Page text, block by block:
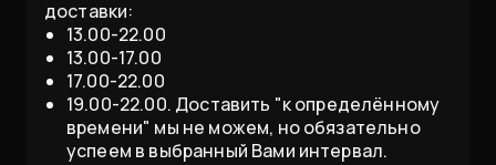
доставки:
13.00-22.00
13.00-17.00
17.00-22.00
19.00-22.00. Доставить "к определённому
времени" мы не можем, но обязательно
успеем в выбранный Вами интервал.